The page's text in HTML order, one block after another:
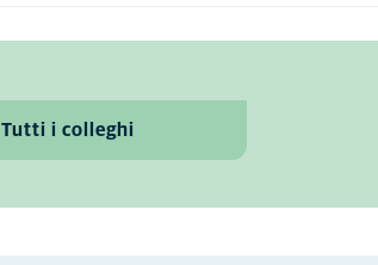
Tutti i colleghi